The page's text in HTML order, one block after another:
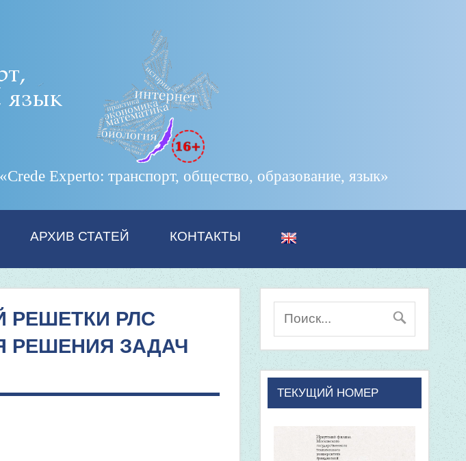
Experto: транспорт, общество, образование, язык»
АРХИВ СТАТЕЙ КОНТАКТЫ
РЕШЕТКИ РЛС
РЕШЕНИЯ ЗАДАЧ
ТЕКУЩИЙ НОМЕР